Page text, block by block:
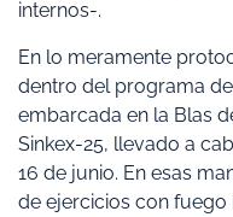
internos-.
En lo meramente
dentro del programa
embarcada en la Blas
Sinkex-25, llevado a
16 de junio. En esas
de ejercicios con